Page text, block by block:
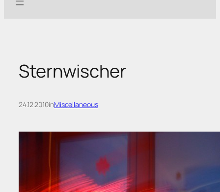
Sternwischer
24.12.2010inMiscellaneous